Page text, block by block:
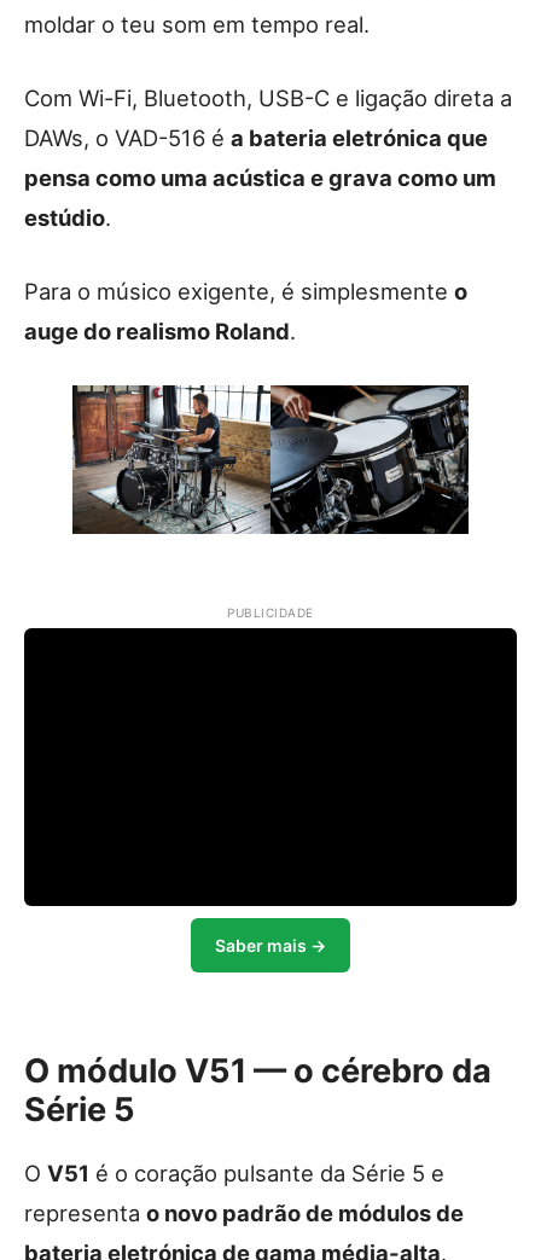
moldar o teu som em tempo real.
Com Wi-Fi, Bluetooth, USB-C e ligação direta a
DAWs, o VAD-516 é a bateria eletrónica que
pensa como uma acústica e grava como um
estúdio.
Para o músico exigente, é simplesmente o
auge do realismo Roland.
PUBLICIDADE
Saber mais →
O módulo V51 — o cérebro da
Série 5
O V51 é o coração pulsante da Série 5 e
representa o novo padrão de módulos de
bateria eletrónica de gama média-alta.